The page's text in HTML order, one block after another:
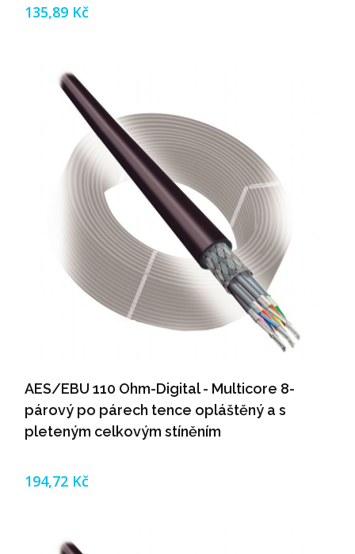
135,89 Kč
AES/EBU 110 Ohm-Digital - Multicore 8-
párový po párech tence opláštěný a s
pleteným celkovým stíněním
194,72 Kč